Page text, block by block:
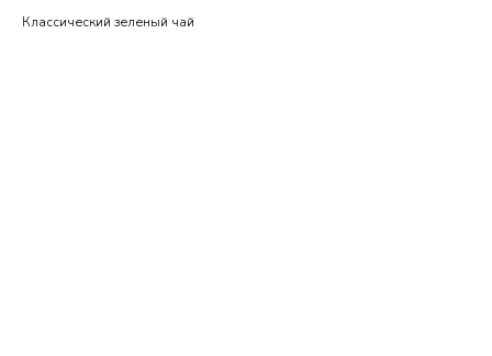
Классический зеленый чай